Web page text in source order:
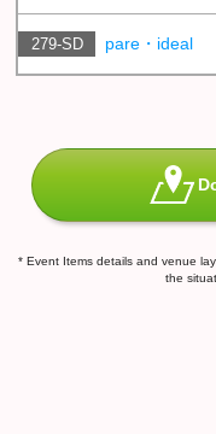
279-SD pare・ideal
* Event Items details and venue
the